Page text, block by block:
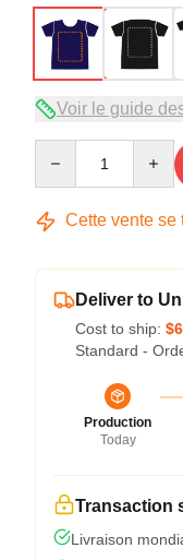
Voir le guide
Cette vente se
Deliver to
Cost to ship:
Standard -
Production
Today
Transaction
Livraison